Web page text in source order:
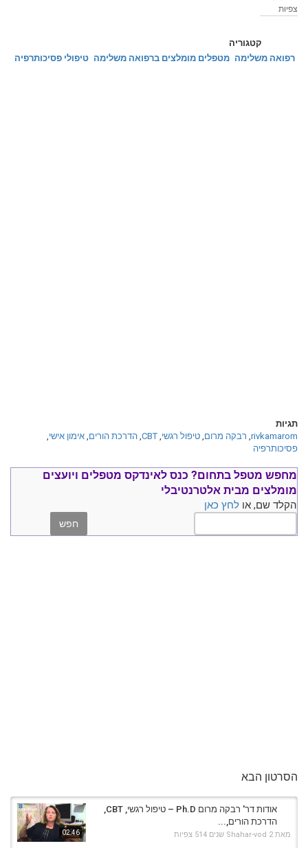
צפיות
קטגוריה
רפואה משלימה מטפלים מומלצים ברפואה משלימה טיפולי פסיכותרפיה
תגיות
rivkamarom
, רבקה מרום, טיפול רגשי,
CBT
, הדרכת הורים, אימון אישי,
פסיכותרפיה
מחפש מטפל בתחום? כנס לאינדקס מטפלים ויועצים
מומלצים מבית אלטרנטיבלי
הקלד שם, או לחץ כאן
הסרטון הבא
02:46
אודות דר' רבקה מרום Ph.D – טיפול רגשי, CBT,
הדרכת הורים,...
מאת Shahar-vod 2 שנים 514 צפיות